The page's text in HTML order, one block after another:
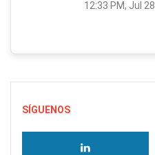
12:33 PM, Jul 28
SÍGUENOS